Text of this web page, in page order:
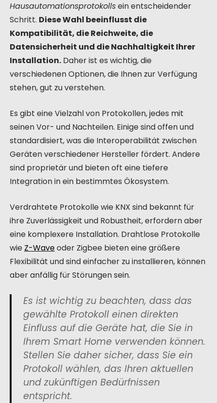
Hausautomationsprotokollsein entscheidender
Schritt. Diese Wahl beeinflusst die
Kompatibilität, die Reichweite, die
Datensicherheit und die Nachhaltigkeit Ihrer
Installation. Daher ist es wichtig, die
verschiedenen Optionen, die Ihnen zur Verfügung
stehen, gut zu verstehen.
Es gibt eine Vielzahl von Protokollen, jedes mit
seinen Vor- und Nachteilen. Einige sind offen und
standardisiert, was die Interoperabilität zwischen
Geräten verschiedener Hersteller fördert. Andere
sind proprietär und bieten oft eine tiefere
Integration in ein bestimmtes Ökosystem.
Verdrahtete Protokolle wie KNX sind bekannt für
ihre Zuverlässigkeit und Robustheit, erfordern aber
eine komplexere Installation. Drahtlose Protokolle
wie Z-Waveoder Zigbee bieten eine größere
Flexibilität und sind einfacher zu installieren, können
aber anfällig für Störungen sein.
Es ist wichtig zu beachten, dass das
gewählte Protokoll einen direkten
Einfluss auf die Geräte hat, die Sie in
Ihrem Smart Home verwenden können.
Stellen Sie daher sicher, dass Sie ein
Protokoll wählen, das Ihren aktuellen
und zukünftigen Bedürfnissen
entspricht.